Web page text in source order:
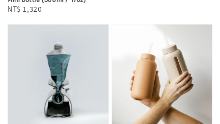
Regular
NT$ 1,320